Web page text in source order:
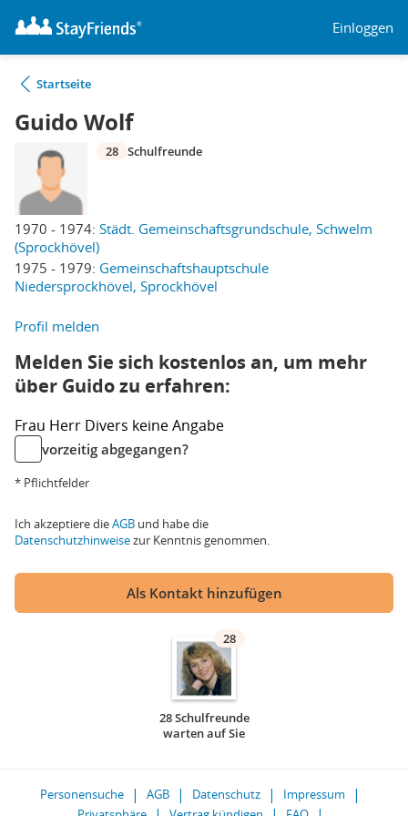
Einloggen
Startseite
Guido Wolf
1970 - 1974: Städt. Gemeinschaftsgrundschule, Schwelm
(Sprockhövel)
1975 - 1979: Gemeinschaftshauptschule
Niedersprockhövel, Sprockhövel
28 Schulfreunde
Profil melden
Melden Sie sich kostenlos an, um mehr
über Guido zu erfahren:
Frau Herr Divers keine Angabe
vorzeitig abgegangen?
* Pflichtfelder
Ich akzeptiere dieAGB und habe die
Datenschutzhinweisezur Kenntnis genommen.
Als Kontakt hinzufügen
28
28 Schulfreunde
warten auf Sie
Personensuche AGB Datenschutz
Impressum